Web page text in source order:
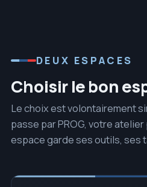
DEUX ESPACES
Choisir le bon
Le choix est volontairement
passe par PROG, votre atelier
espace garde ses outils, ses